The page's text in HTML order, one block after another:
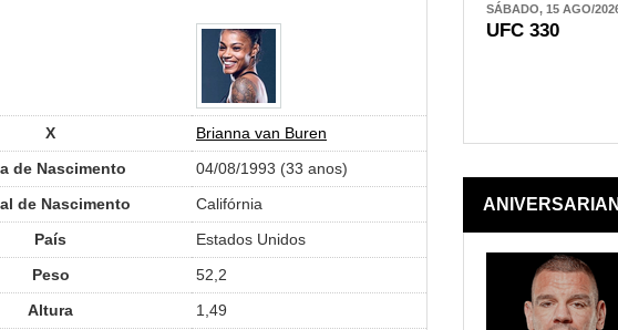
X
Brianna van Buren
de Nascimento
04/08/1993 (33 anos)
de Nascimento
Califórnia
País
Estados Unidos
Peso
52,2
Altura
1,49
SÁBADO, 15 AGO/
UFC 330